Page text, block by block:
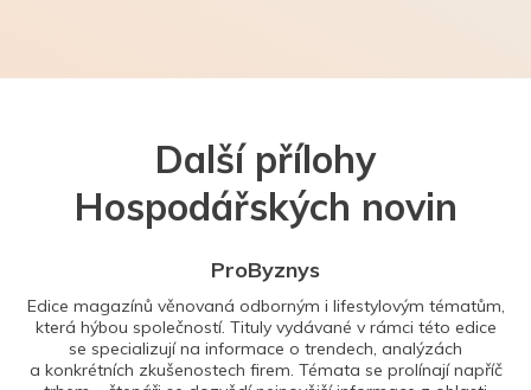
Další přílohy
Hospodářských novin
ProByznys
Edice magazínů věnovaná odborným i lifestylovým tématům,
která hýbou společností. Tituly vydávané v rámci této edice
se specializují na informace o trendech, analýzách
a konkrétních zkušenostech firem. Témata se prolínají napříč